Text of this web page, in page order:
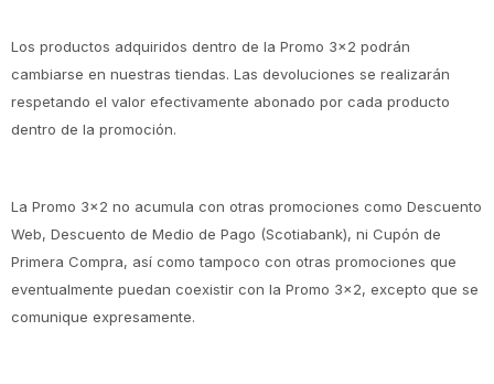
Los productos adquiridos dentro de la Promo 3x2 podrán
cambiarse en nuestras tiendas. Las devoluciones se realizarán
respetando el valor efectivamente abonado por cada producto
dentro de la promoción.
La Promo 3x2 no acumula con otras promociones como Descuento
Web, Descuento de Medio de Pago (Scotiabank), ni Cupón de
Primera Compra, así como tampoco con otras promociones que
eventualmente puedan coexistir con la Promo 3x2, excepto que se
comunique expresamente.